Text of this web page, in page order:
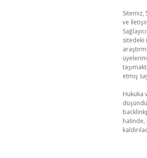
Sitemiz,
ve
sitedeki
etmiş
Hukuka
halinde,